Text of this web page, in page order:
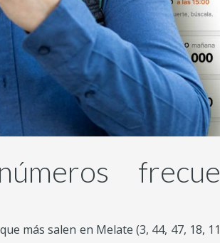
más salen en Melate (3, 44, 47, 18,